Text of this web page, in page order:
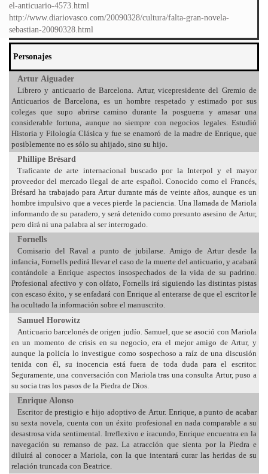
el-anticuario-4573.html
http://www.diariovasco.com/20090328/cultura/falta-gran-novela-
sebastian-20090328.html
Personajes
Artur Aiguader
Librero y anticuario de Barcelona. Artur, vicepresidente del Gremio de
Anticuarios de Barcelona, es un hombre respetado y estimado por sus
colegas que supo abrirse camino durante la posguerra y amasar una
considerable fortuna, aunque no siempre con negocios legales. Estudió
Historia y Filología Clásica y fue se enamoró de la madre de Enrique, que
posiblemente no es sólo su ahijado, sino su hijo.
Phillipe Brésard
Traficante de arte internacional buscado por la Interpol y el mayor
proveedor del mercado ilegal de arte español. Conocido como el Francés,
Brésard ha trabajado para Artur durante más de veinte años, aunque es un
hombre impulsivo que a veces pierde la paciencia. Una llamada de Mariola
informando de su paradero, y será detenido como presunto asesino de Artur,
pero dirá ni una palabra al ser interrogado.
Fornells
Comisario del Raval a punto de jubilarse. Amigo de Artur desde la
infancia, Fornells pedirá llevar el caso de la muerte del anticuario, y acabará
contándole a Enrique aspectos insospechados de la vida de su padrino.
Profesional afectivo y con olfato, Fornells irá siguiendo las distintas pistas
con escaso éxito, y se enfadará con Enrique al enterarse de que el escritor le
ha ocultado la información sobre el manuscrito.
Samuel Horowitz
Anticuario barcelonés de origen judío. Samuel, que se asoció con Mariola
en un momento de crisis en su negocio, era el mejor amigo de Artur, y
aunque la policía lo investigue como sospechoso a raíz de una discusión
tenida con él, su inocencia está fuera de toda duda para el escritor.
Seguramente, una conversación con Mariola tras una consulta Artur, puso a
su socia tras los pasos de la Piedra de Dios.
Enrique Alonso
Escritor de prestigio e hijo adoptivo de Artur. Enrique, a punto de acabar
su sexta novela, cuenta con un éxito profesional en nada comparable a su
desastrosa vida sentimental. Irreflexivo e iracundo, Enrique encuentra en la
navegación su remanso de paz. La atracción que sienta por la Piedra e
diluirá al conocer a Mariola, con la que intentará curar las heridas de su
relación truncada con Beatrice.